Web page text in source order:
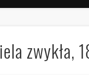
zwykła,